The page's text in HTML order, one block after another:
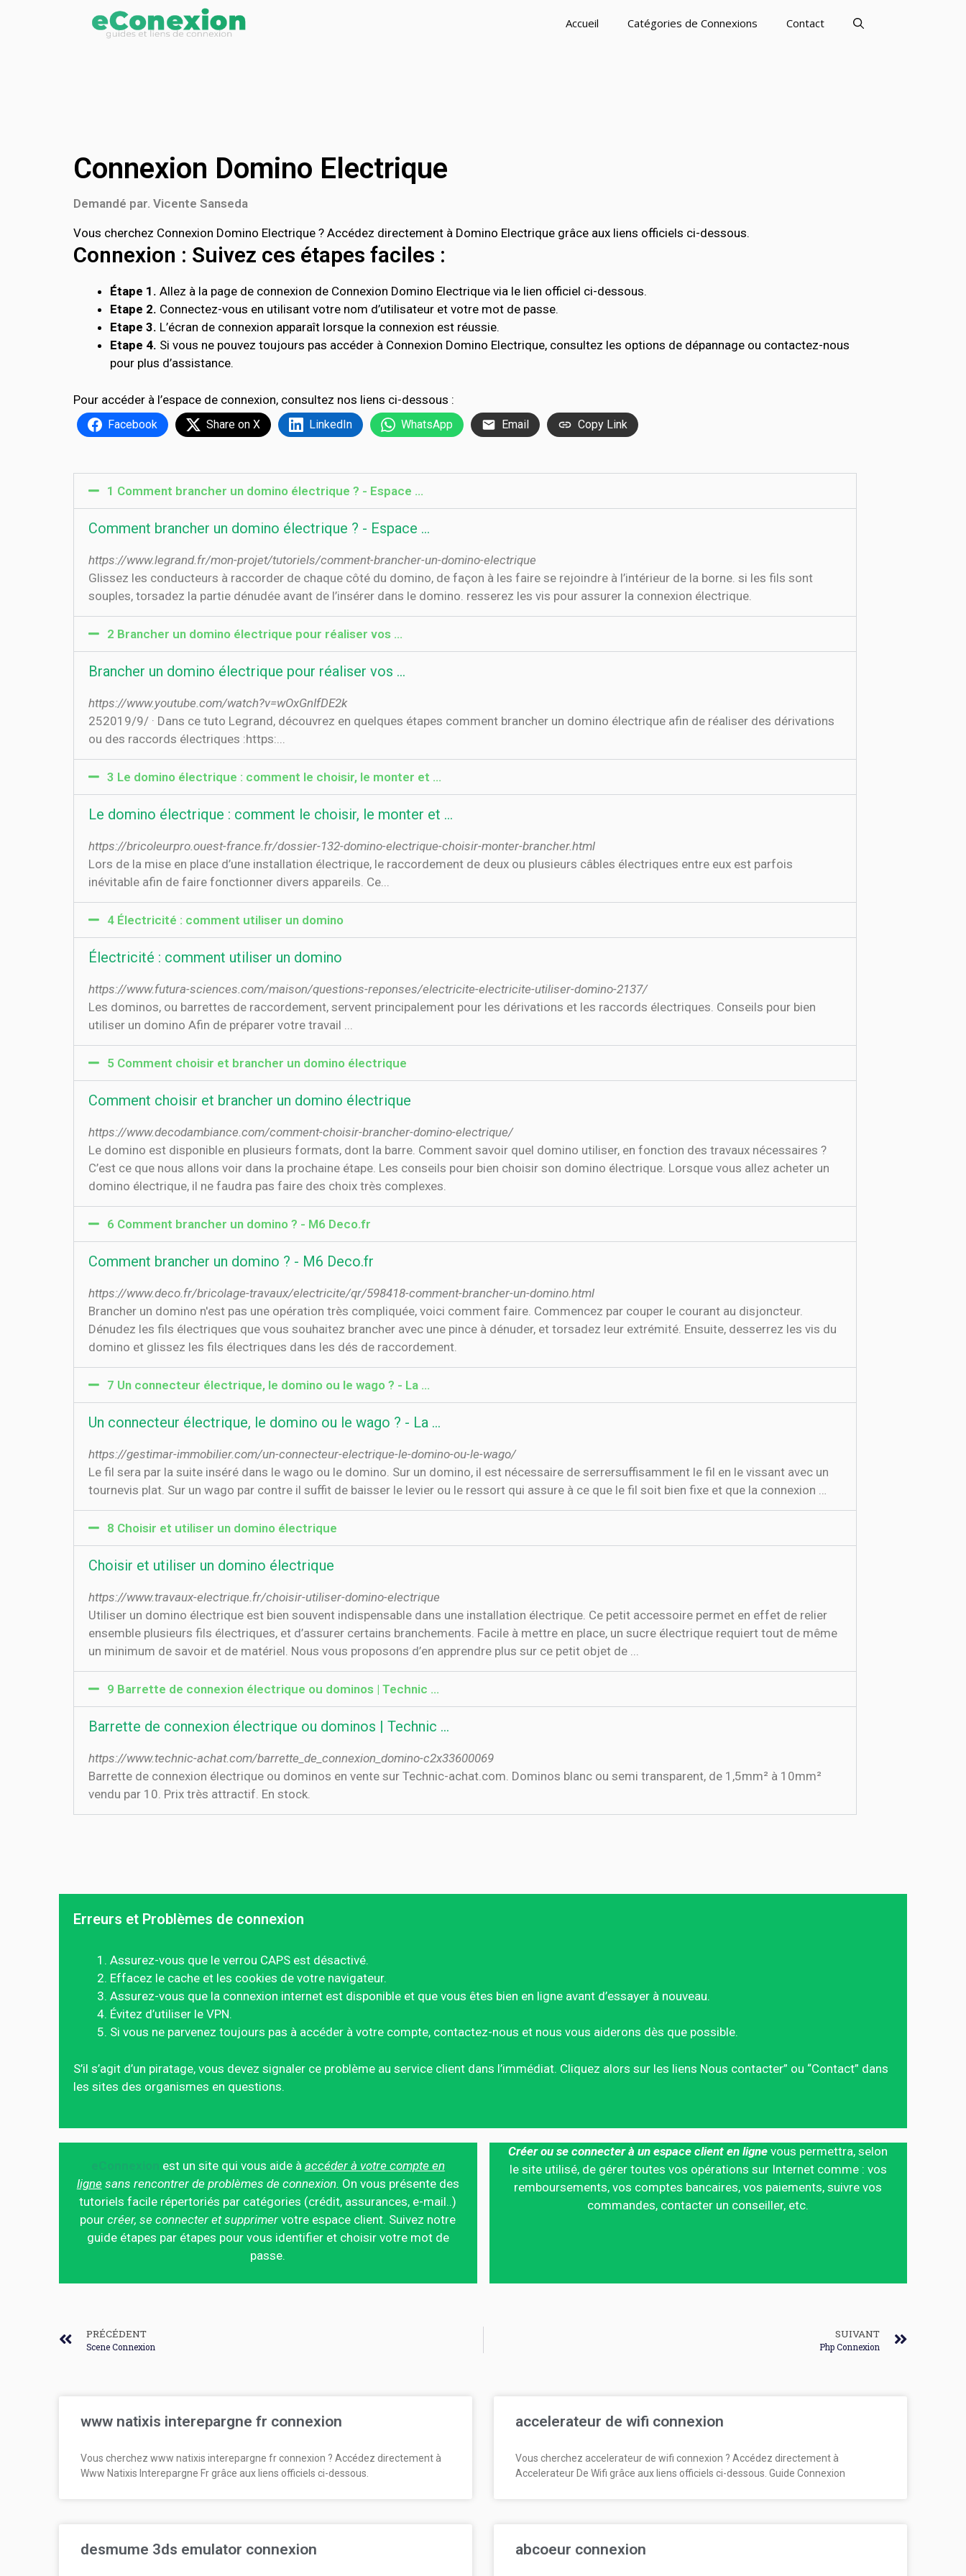
Accueil Catégories de Connexions Contact
Connexion Domino Electrique
Demandé par. Vicente Sanseda
Vous cherchez Connexion Domino Electrique ? Accédez directement à Domino Electrique grâce aux liens officiels ci-dessous.
Connexion : Suivez ces étapes faciles :
Étape 1. Allez à la page de connexion de Connexion Domino Electrique via le lien officiel ci-dessous.
Etape 2. Connectez-vous en utilisant votre nom d’utilisateur et votre mot de passe.
Etape 3. L’écran de connexion apparaît lorsque la connexion est réussie.
Etape 4. Si vous ne pouvez toujours pas accéder à Connexion Domino Electrique, consultez les options de dépannage ou contactez-nous
pour plus d’assistance.
Pour accéder à l’espace de connexion, consultez nos liens ci-dessous :
Facebook Share on X LinkedIn WhatsApp Email Copy Link
1 Comment brancher un domino électrique ? - Espace …
Comment brancher un domino électrique ? - Espace …
https://www.legrand.fr/mon-projet/tutoriels/comment-brancher-un-domino-electrique
Glissez les conducteurs à raccorder de chaque côté du domino, de façon à les faire se rejoindre à l’intérieur de la borne. si les fils sont
souples, torsadez la partie dénudée avant de l’insérer dans le domino. resserez les vis pour assurer la connexion électrique.
2 Brancher un domino électrique pour réaliser vos …
Brancher un domino électrique pour réaliser vos …
https://www.youtube.com/watch?v=wOxGnIfDE2k
25‏‏/9‏‏/2019 · Dans ce tuto Legrand, découvrez en quelques étapes comment brancher un domino électrique afin de réaliser des dérivations
ou des raccords électriques :https:...
3 Le domino électrique : comment le choisir, le monter et …
Le domino électrique : comment le choisir, le monter et …
https://bricoleurpro.ouest-france.fr/dossier-132-domino-electrique-choisir-monter-brancher.html
Lors de la mise en place d’une installation électrique, le raccordement de deux ou plusieurs câbles électriques entre eux est parfois
inévitable afin de faire fonctionner divers appareils. Ce...
4 Électricité : comment utiliser un domino
Électricité : comment utiliser un domino
https://www.futura-sciences.com/maison/questions-reponses/electricite-electricite-utiliser-domino-2137/
Les dominos, ou barrettes de raccordement, servent principalement pour les dérivations et les raccords électriques. Conseils pour bien
utiliser un domino Afin de préparer votre travail ...
5 Comment choisir et brancher un domino électrique
Comment choisir et brancher un domino électrique
https://www.decodambiance.com/comment-choisir-brancher-domino-electrique/
Le domino est disponible en plusieurs formats, dont la barre. Comment savoir quel domino utiliser, en fonction des travaux nécessaires ?
C’est ce que nous allons voir dans la prochaine étape. Les conseils pour bien choisir son domino électrique. Lorsque vous allez acheter un
domino électrique, il ne faudra pas faire des choix très complexes.
6 Comment brancher un domino ? - M6 Deco.fr
Comment brancher un domino ? - M6 Deco.fr
https://www.deco.fr/bricolage-travaux/electricite/qr/598418-comment-brancher-un-domino.html
Brancher un domino n'est pas une opération très compliquée, voici comment faire. Commencez par couper le courant au disjoncteur.
Dénudez les fils électriques que vous souhaitez brancher avec une pince à dénuder, et torsadez leur extrémité. Ensuite, desserrez les vis du
domino et glissez les fils électriques dans les dés de raccordement.
7 Un connecteur électrique, le domino ou le wago ? - La ...
Un connecteur électrique, le domino ou le wago ? - La ...
https://gestimar-immobilier.com/un-connecteur-electrique-le-domino-ou-le-wago/
Le fil sera par la suite inséré dans le wago ou le domino. Sur un domino, il est nécessaire de serrersuffisamment le fil en le vissant avec un
tournevis plat. Sur un wago par contre il suffit de baisser le levier ou le ressort qui assure à ce que le fil soit bien fixe et que la connexion …
8 Choisir et utiliser un domino électrique
Choisir et utiliser un domino électrique
https://www.travaux-electrique.fr/choisir-utiliser-domino-electrique
Utiliser un domino électrique est bien souvent indispensable dans une installation électrique. Ce petit accessoire permet en effet de relier
ensemble plusieurs fils électriques, et d’assurer certains branchements. Facile à mettre en place, un sucre électrique requiert tout de même
un minimum de savoir et de matériel. Nous vous proposons d’en apprendre plus sur ce petit objet de ...
9 Barrette de connexion électrique ou dominos | Technic …
Barrette de connexion électrique ou dominos | Technic …
https://www.technic-achat.com/barrette_de_connexion_domino-c2x33600069
Barrette de connexion électrique ou dominos en vente sur Technic-achat.com. Dominos blanc ou semi transparent, de 1,5mm² à 10mm²
vendu par 10. Prix très attractif. En stock.
Erreurs et Problèmes de connexion
Assurez-vous que le verrou CAPS est désactivé.
Effacez le cache et les cookies de votre navigateur.
Assurez-vous que la connexion internet est disponible et que vous êtes bien en ligne avant d’essayer à nouveau.
Évitez d’utiliser le VPN.
Si vous ne parvenez toujours pas à accéder à votre compte, contactez-nous et nous vous aiderons dès que possible.
S’il s’agit d’un piratage, vous devez signaler ce problème au service client dans l’immédiat. Cliquez alors sur les liens Nous contacter” ou “Contact” dans
les sites des organismes en questions.
est un site qui vous aide à accéder à votre compte en
ligne sans rencontrer de problèmes de connexion. On vous présente des
tutoriels facile répertoriés par catégories (crédit, assurances, e-mail..)
pourcréer, se connecter et supprimer votre espace client. Suivez notre
guide étapes par étapes pour vous identifier et choisir votre mot de
passe.
Créer ou se connecter à un espace client en ligne vous permettra, selon
le site utilisé, de gérer toutes vos opérations sur Internet comme : vos
remboursements, vos comptes bancaires, vos paiements, suivre vos
commandes, contacter un conseiller, etc.
PRÉCÉDENT
Scene Connexion
SUIVANT
Php Connexion
www natixis interepargne fr connexion
Vous cherchez www natixis interepargne fr connexion ? Accédez directement à
Www Natixis Interepargne Fr grâce aux liens officiels ci-dessous.
accelerateur de wifi connexion
Vous cherchez accelerateur de wifi connexion ? Accédez directement à
Accelerateur De Wifi grâce aux liens officiels ci-dessous. Guide Connexion
desmume 3ds emulator connexion abcoeur connexion